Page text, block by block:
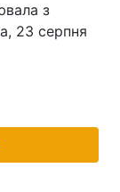
з
23 серпня